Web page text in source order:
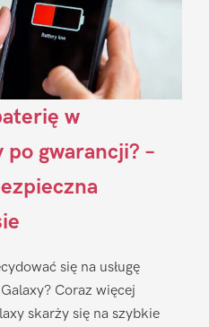
w
po gwarancji? –
się na usługę
Coraz więcej
skarży się na szybkie